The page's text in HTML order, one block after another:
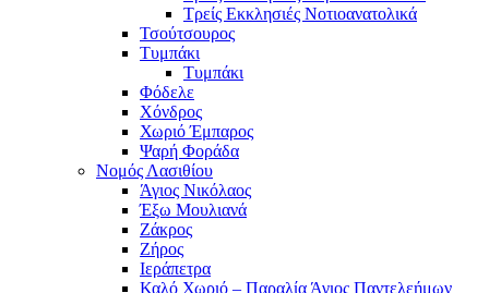
Τρείς Εκκλησιές Νοτιοανατολικά
Τσούτσουρος
Τυμπάκι
Τυμπάκι
Φόδελε
Χόνδρος
Χωριό Έμπαρος
Ψαρή Φοράδα
Νομός Λασιθίου
Άγιος Νικόλαος
Έξω Μουλιανά
Ζάκρος
Ζήρος
Ιεράπετρα
Καλό Χωριό – Παραλία Άγιος Παντελεήμων